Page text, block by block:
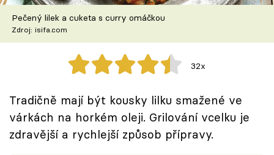
Recepty z TV
Speciál: Cuketa
Těhotnej kuchař
Sledujte prima+
Přihlášení
Pečený lilek a cuketa s curry omáčkou
Zdroj: isifa.com
32x
Tradičně mají být kousky lilku smažené ve
várkách na horkém oleji. Grilování vcelku je
zdravější a rychlejší způsob přípravy.